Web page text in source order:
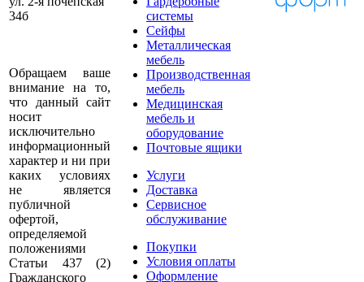
34б
Обращаем ваше
внимание на то,
что данный сайт
носит
исключительно
информационный
характер и ни при
каких условиях
не является
публичной
офертой,
определяемой
положениями
Статьи 437 (2)
Гражданского
системы
Сейфы
Металлическая
мебель
Производственная
мебель
Медицинская
мебель и
оборудование
Почтовые ящики
Услуги
Доставка
Сервисное
обслуживание
Покупки
Условия оплаты
Оформление